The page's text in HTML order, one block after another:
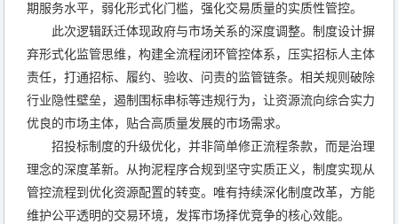
期服务水平，弱化形式化门槛，强化交易质量的实质性管控。
此次逻辑跃迁体现政府与市场关系的深度调整。制度设计摒
弃形式化监管思维，构建全流程闭环管控体系，压实招标人主体
责任，打通招标、履约、验收、问责的监管链条。相关规则破除
行业隐性壁垒，遏制围标串标等违规行为，让资源流向综合实力
优良的市场主体，贴合高质量发展的市场需求。
招投标制度的升级优化，并非简单修正流程条款，而是治理
理念的深度革新。从拘泥程序合规到坚守实质正义，制度实现从
管控流程到优化资源配置的转变。唯有持续深化制度改革，方能
维护公平透明的交易环境，发挥市场择优竞争的核心效能。